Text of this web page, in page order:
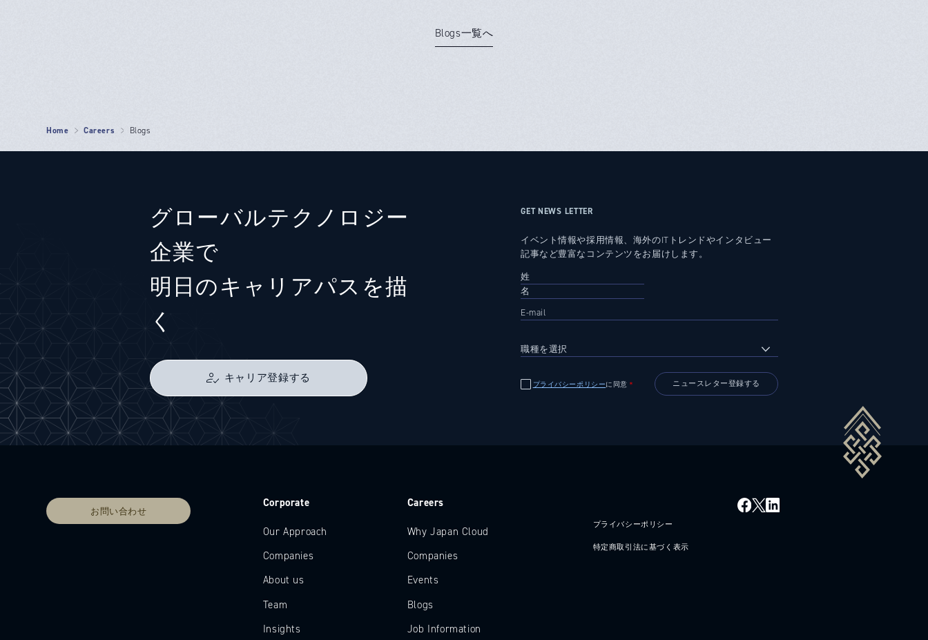
Blogs一覧へ
Home Careers Blogs
グローバルテクノロジー
企業で
明日のキャリアパスを描
く
キャリア登録する
GET NEWS LETTER
イベント情報や採用情報、海外のITトレンドやインタビュー
記事など豊富なコンテンツをお届けします。
プライバシーポリシーに同意 ＊
お問い合わせ
Corporate
Our Approach
Companies
About us
Team
Insights
Careers
Why Japan Cloud
Companies
Events
Blogs
Job Information
プライバシーポリシー
特定商取引法に基づく表示